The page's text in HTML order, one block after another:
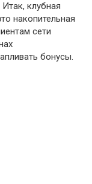
клубная
накопительная
сети
бонусы.